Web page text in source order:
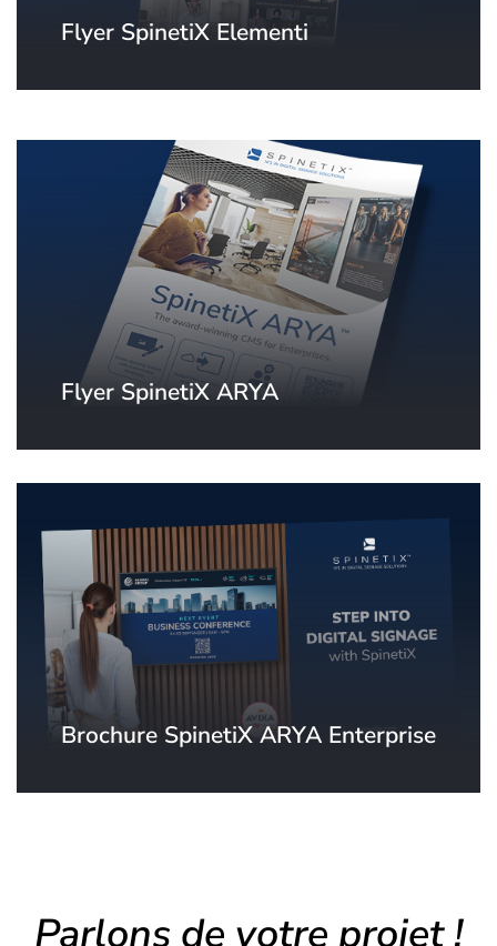
Flyer SpinetiX Elementi
Flyer SpinetiX ARYA
Brochure SpinetiX ARYA Enterprise
Parlons de votre projet !